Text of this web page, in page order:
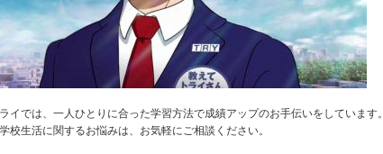
イでは、一人ひとりに合った学習方法で成績アップのお手伝いをしています。
校生活に関するお悩みは、お気軽にご相談ください。